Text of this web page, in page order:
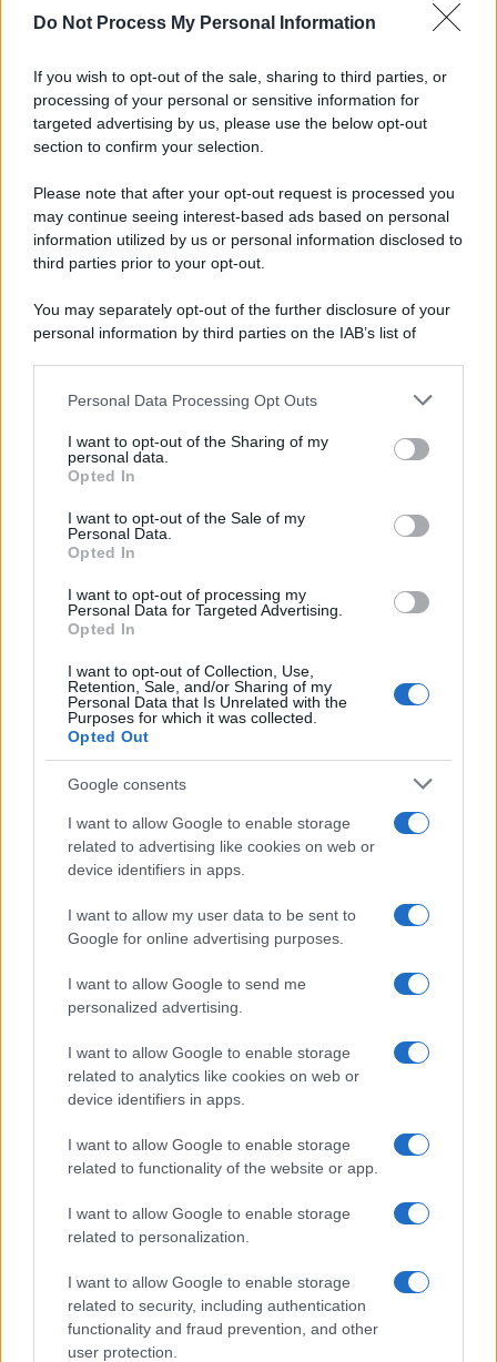
Do Not Process My Personal Information
If you wish to opt-out of the sale, sharing to third parties, or
processing of your personal or sensitive information for
targeted advertising by us, please use the below opt-out
section to confirm your selection.
Please note that after your opt-out request is processed you
may continue seeing interest-based ads based on personal
information utilized by us or personal information disclosed to
third parties prior to your opt-out.
You may separately opt-out of the further disclosure of your
personal information by third parties on the IAB’s list of
This information may also be disclosed by us to third parties
disclose it to other third parties.
Please note that this website/app uses one or more Google
services and may gather and store information including but
not limited to your visit or usage behaviour. You may click to
grant or deny consent to Google and its third-party tags to
consent section.
Personal Data Processing Opt Outs
I want to opt-out of the Sharing of my
personal data.
Opted In
I want to opt-out of the Sale of my
Personal Data.
Opted In
I want to opt-out of processing my
Personal Data for Targeted Advertising.
Opted In
I want to opt-out of Collection, Use,
Retention, Sale, and/or Sharing of my
Personal Data that Is Unrelated with the
Purposes for which it was collected.
Opted Out
Google consents
I want to allow Google to enable storage
related to advertising like cookies on web or
device identifiers in apps.
I want to allow my user data to be sent to
Google for online advertising purposes.
I want to allow Google to send me
personalized advertising.
I want to allow Google to enable storage
related to analytics like cookies on web or
device identifiers in apps.
I want to allow Google to enable storage
related to functionality of the website or app.
I want to allow Google to enable storage
related to personalization.
I want to allow Google to enable storage
related to security, including authentication
functionality and fraud prevention, and other
user protection.